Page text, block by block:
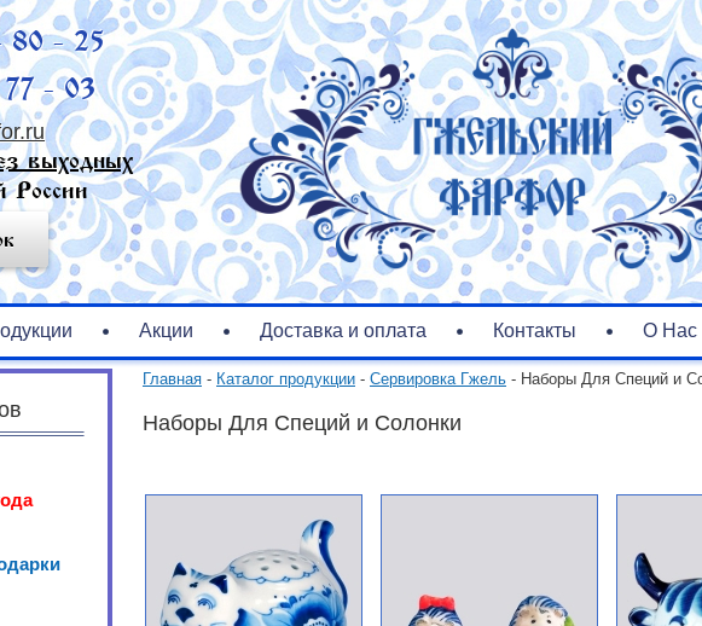
- 25
- 03
выходных
России
Акции Доставка и оплата Контакты О Нас
Главная - Каталог продукции - Сервировка Гжель - Наборы Для Специй и
Наборы Для Специй и Солонки